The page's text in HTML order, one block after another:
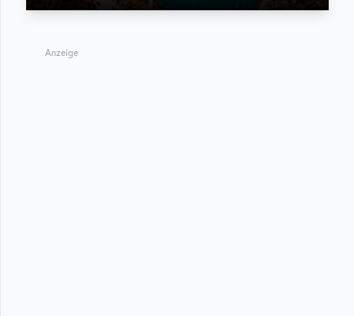
Anzeige